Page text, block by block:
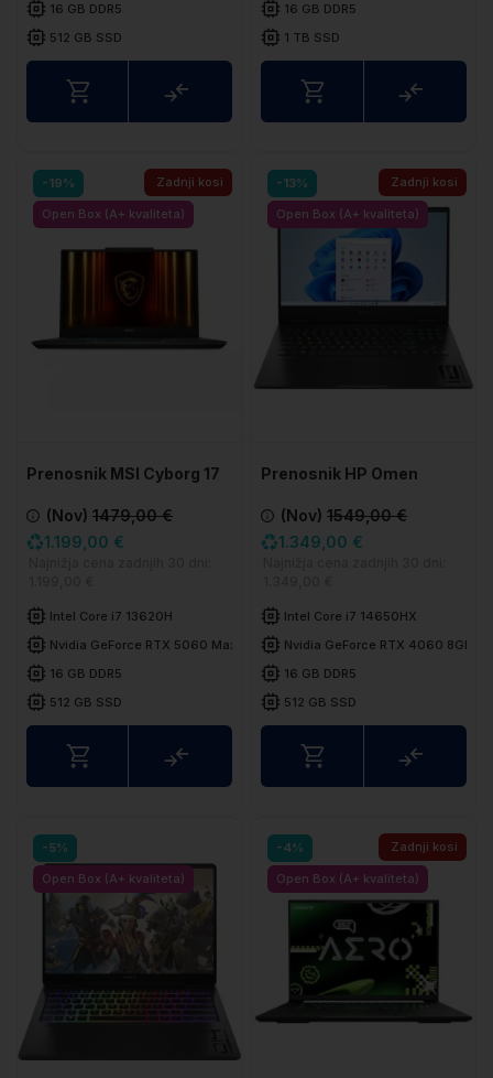
16 GB DDR5
512 GB SSD
16 GB DDR5
1 TB SSD
-19%
Open Box (A+ kvaliteta)
Zadnji kosi
Prenosnik MSI Cyborg 17
(Nov) 1479,00 €
1.199,00 €
Intel Core i7 13620H
Nvidia GeForce RTX 5060 Max-Q 8GB
16 GB DDR5
512 GB SSD
-13%
Open Box (A+ kvaliteta)
Zadnji kosi
Prenosnik HP Omen
(Nov)1549,00 €
1.349,00 €
Intel Core i7 14650HX
Nvidia GeForce RTX 4060 8GB
16 GB DDR5
512 GB SSD
-5%
Open Box (A+ kvaliteta)
-4%
Open Box (A+ kvaliteta)
Zadnji kosi